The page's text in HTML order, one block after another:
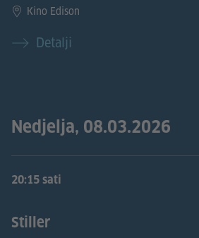
Kino Edison
Detalji
Nedjelja, 08.03.2026
20:15 sati
Stiller